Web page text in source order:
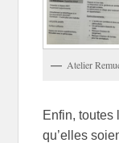
Atelier
Enfin, toutes
qu’elles